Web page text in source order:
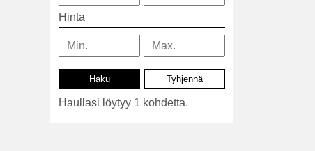
Hinta
Haullasi löytyy 1 kohdetta.